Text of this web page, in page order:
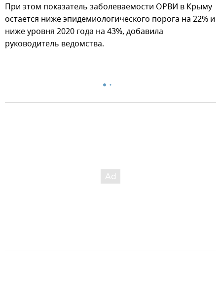
При этом показатель заболеваемости ОРВИ в Крыму
остается ниже эпидемиологического порога на 22% и
ниже уровня 2020 года на 43%, добавила
руководитель ведомства.